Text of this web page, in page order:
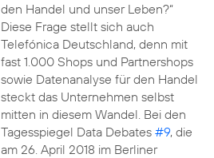
den Handel und unser Leben?“
Diese Frage stellt sich auch
Telefónica Deutschland, denn mit
fast 1.000 Shops und Partnershops
sowie Datenanalyse für den Handel
steckt das Unternehmen selbst
mitten in diesem Wandel. Bei den
Tagesspiegel Data Debates #9, die
am 26. April 2018 im Berliner